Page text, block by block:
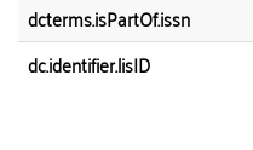
dcterms.isPartOf.issn
dc.identifier.lisID